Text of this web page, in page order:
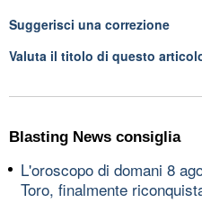
Suggerisci una correzione
Valuta il titolo di questo
Blasting News consiglia
L'oroscopo di domani 8
Toro, finalmente